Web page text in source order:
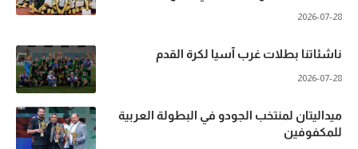
2026-07-28
ناشئاتنا بطلات غرب آسيا لكرة القدم
2026-07-28
ميداليتان لمنتخب الجودو في البطولة العربية
للمكفوفين